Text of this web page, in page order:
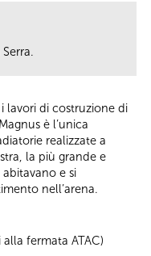
lavori di costruzione di
è l’unica
realizzate a
la più grande e
e si
nell’arena.
fermata ATAC)